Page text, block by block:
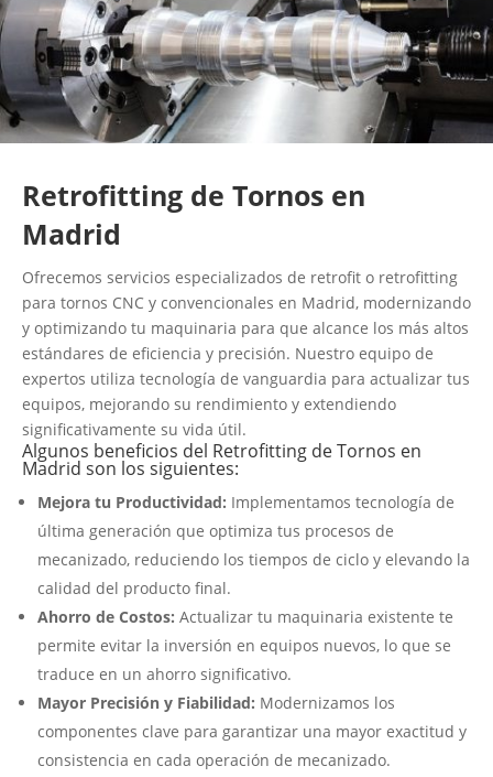
Retrofitting de Tornos en
Madrid
Ofrecemos servicios especializados de retrofit o retrofitting
para tornos CNC y convencionales en Madrid, modernizando
y optimizando tu maquinaria para que alcance los más altos
estándares de eficiencia y precisión. Nuestro equipo de
expertos utiliza tecnología de vanguardia para actualizar tus
equipos, mejorando su rendimiento y extendiendo
significativamente su vida útil.
Algunos beneficios del Retrofitting de Tornos en
Madrid son los siguientes:
Mejora tu Productividad: Implementamos tecnología de
última generación que optimiza tus procesos de
mecanizado, reduciendo los tiempos de ciclo y elevando la
calidad del producto final.
Ahorro de Costos: Actualizar tu maquinaria existente te
permite evitar la inversión en equipos nuevos, lo que se
traduce en un ahorro significativo.
Mayor Precisión y Fiabilidad: Modernizamos los
componentes clave para garantizar una mayor exactitud y
consistencia en cada operación de mecanizado.